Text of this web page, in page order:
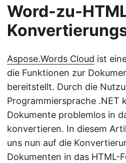
Word-zu-
Aspose.Words Cloud ist
die Funktionen zur
bereitstellt. Durch die
Programmiersprache .NET
Dokumente problemlos in
konvertieren. In diesem
uns nun auf die
Dokumenten in das HTML-